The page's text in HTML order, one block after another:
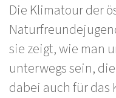
Die Klimatour der
sie zeigt, wie man
unterwegs sein,
dabei auch für das